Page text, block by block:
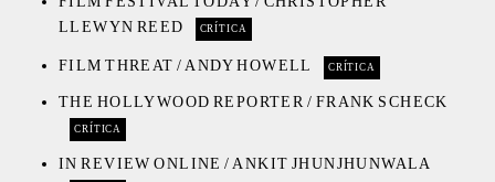
LLEWYN REED
CRÍTICA
FILM THREAT / ANDY HOWELL CRÍTICA
THE HOLLYWOOD REPORTER / FRANK SCHECK
CRÍTICA
IN REVIEW ONLINE / ANKIT JHUNJHUNWALA